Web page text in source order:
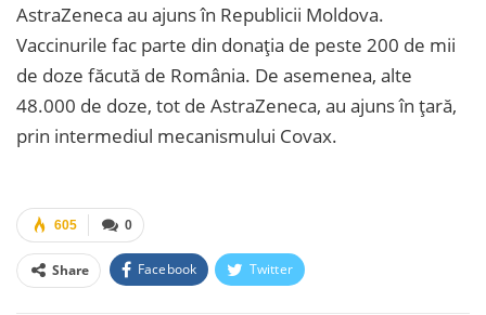
AstraZeneca au ajuns în Republicii Moldova.
Vaccinurile fac parte din donația de peste 200 de mii
de doze făcută de România. De asemenea, alte
48.000 de doze, tot de AstraZeneca, au ajuns în țară,
prin intermediul mecanismului Covax.
0
605
Share Facebook Twitter